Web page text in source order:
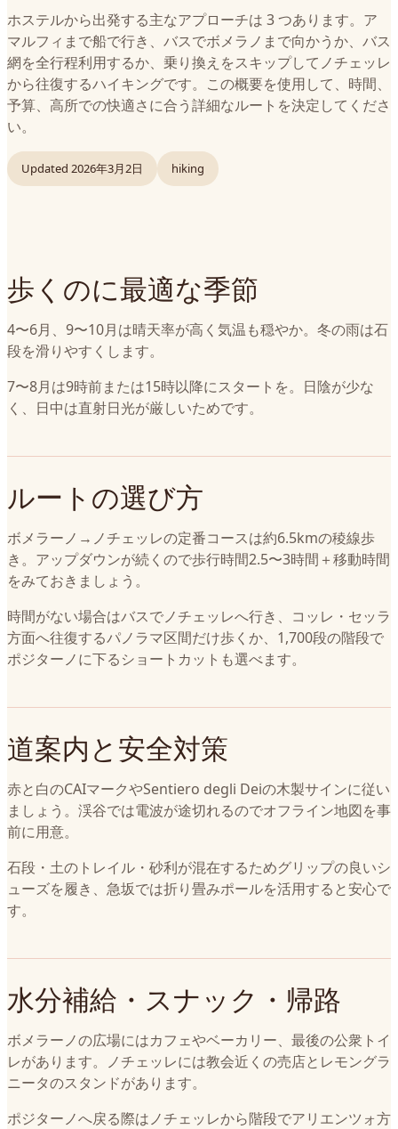
ホステルから出発する主なアプローチは 3 つあります。ア
マルフィまで船で行き、バスでボメラノまで向かうか、バス
網を全行程利用するか、乗り換えをスキップしてノチェッレ
から往復するハイキングです。この概要を使用して、時間、
予算、高所での快適さに合う詳細なルートを決定してくださ
い。
Updated 2026年3月2日 hiking
歩くのに最適な季節
4〜6月、9〜10月は晴天率が高く気温も穏やか。冬の雨は石
段を滑りやすくします。
7〜8月は9時前または15時以降にスタートを。日陰が少な
く、日中は直射日光が厳しいためです。
ルートの選び方
ボメラーノ→ノチェッレの定番コースは約6.5kmの稜線歩
き。アップダウンが続くので歩行時間2.5〜3時間＋移動時間
をみておきましょう。
時間がない場合はバスでノチェッレへ行き、コッレ・セッラ
方面へ往復するパノラマ区間だけ歩くか、1,700段の階段で
ポジターノに下るショートカットも選べます。
道案内と安全対策
赤と白のCAIマークやSentiero degli Deiの木製サインに従い
ましょう。渓谷では電波が途切れるのでオフライン地図を事
前に用意。
石段・土のトレイル・砂利が混在するためグリップの良いシ
ューズを履き、急坂では折り畳みポールを活用すると安心で
す。
水分補給・スナック・帰路
ボメラーノの広場にはカフェやベーカリー、最後の公衆トイ
レがあります。ノチェッレには教会近くの売店とレモングラ
ニータのスタンドがあります。
ポジターノへ戻る際はノチェッレから階段でアリエンツォ方